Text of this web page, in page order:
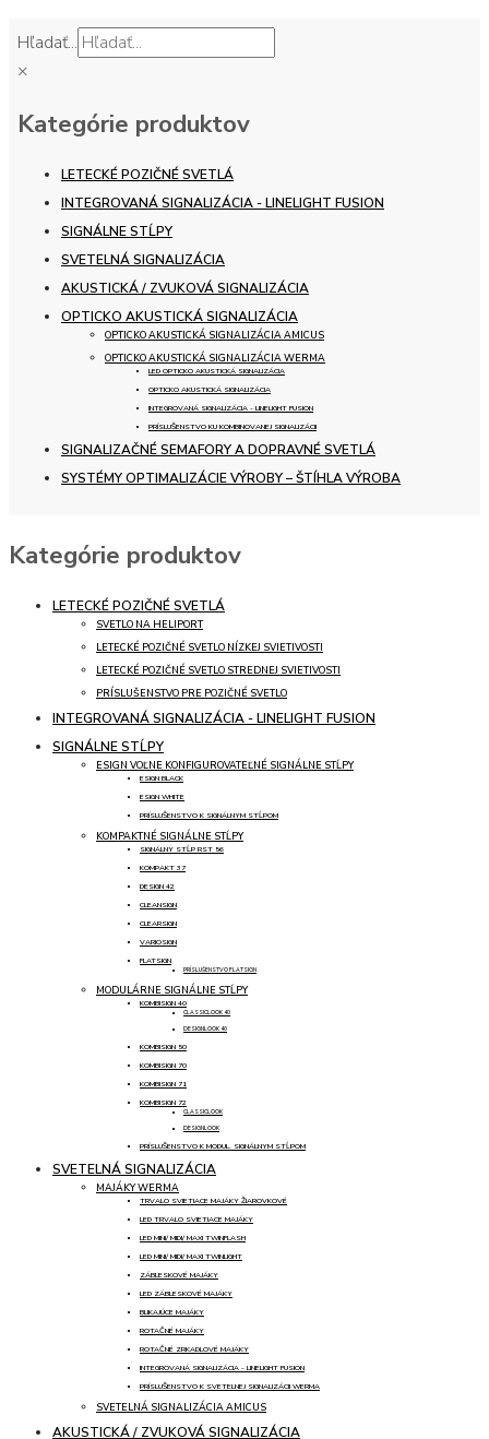
Hľadať...
×
Kategórie produktov
LETECKÉ POZIČNÉ SVETLÁ
INTEGROVANÁ SIGNALIZÁCIA - LINELIGHT FUSION
SIGNÁLNE STĹPY
SVETELNÁ SIGNALIZÁCIA
AKUSTICKÁ / ZVUKOVÁ SIGNALIZÁCIA
OPTICKO AKUSTICKÁ SIGNALIZÁCIA
OPTICKO AKUSTICKÁ SIGNALIZÁCIA AMICUS
OPTICKO AKUSTICKÁ SIGNALIZÁCIA WERMA
LED OPTICKO AKUSTICKÁ SIGNALIZÁCIA
OPTICKO AKUSTICKÁ SIGNALIZÁCIA
INTEGROVANÁ SIGNALIZÁCIA - LINELIGHT FUSION
PRÍSLUŠENSTVO KU KOMBINOVANEJ SIGNALIZÁCII
SIGNALIZAČNÉ SEMAFORY A DOPRAVNÉ SVETLÁ
SYSTÉMY OPTIMALIZÁCIE VÝROBY – ŠTÍHLA VÝROBA
Kategórie produktov
LETECKÉ POZIČNÉ SVETLÁ
SVETLO NA HELIPORT
LETECKÉ POZIČNÉ SVETLO NÍZKEJ SVIETIVOSTI
LETECKÉ POZIČNÉ SVETLO STREDNEJ SVIETIVOSTI
PRÍSLUŠENSTVO PRE POZIČNÉ SVETLO
INTEGROVANÁ SIGNALIZÁCIA - LINELIGHT FUSION
SIGNÁLNE STĹPY
ESIGN VOĽNE KONFIGUROVATEĽNÉ SIGNÁLNE STĹPY
ESIGN BLACK
ESIGN WHITE
PRÍSLUŠENSTVO K SIGNÁLNYM STĹPOM
KOMPAKTNÉ SIGNÁLNE STĹPY
SIGNÁLNY STĹP RST 56
KOMPAKT 37
DESIGN 42
CLEANSIGN
CLEARSIGN
VARIOSIGN
FLATSIGN
PRÍSLUŠENSTVO FLATSIGN
MODULÁRNE SIGNÁLNE STĹPY
KOMBISIGN 40
CLASSICLOOK 40
DESIGNLOOK 40
KOMBISIGN 50
KOMBISIGN 70
KOMBISIGN 71
KOMBISIGN 72
CLASSICLOOK
DESIGNLOOK
PRÍSLUŠENSTVO K MODUL. SIGNÁLNYM STĹPOM
SVETELNÁ SIGNALIZÁCIA
MAJÁKY WERMA
TRVALO SVIETIACE MAJÁKY ŽIAROVKOVÉ
LED TRVALO SVIETIACE MAJÁKY
LED MINI/ MIDI/ MAXI TWINFLASH
LED MINI/ MIDI/ MAXI TWINLIGHT
ZÁBLESKOVÉ MAJÁKY
LED ZÁBLESKOVÉ MAJÁKY
BLIKAJÚCE MAJÁKY
ROTAČNÉ MAJÁKY
ROTAČNÉ ZRKADLOVÉ MAJÁKY
INTEGROVANÁ SIGNALIZÁCIA - LINELIGHT FUSION
PRÍSLUŠENSTVO K SVETELNEJ SIGNALIZÁCII WERMA
SVETELNÁ SIGNALIZÁCIA AMICUS
AKUSTICKÁ / ZVUKOVÁ SIGNALIZÁCIA